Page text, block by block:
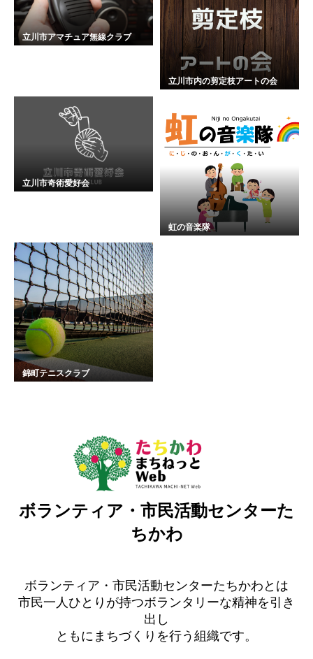
立川市アマチュア無線クラブ
立川市内の剪定枝アートの会
立川市奇術愛好会
虹の音楽隊
錦町テニスクラブ
ボランティア・市民活動センターた
ちかわ
ボランティア・市民活動センターたちかわとは
市民一人ひとりが持つボランタリーな精神を引き
出し
ともにまちづくりを行う組織です。